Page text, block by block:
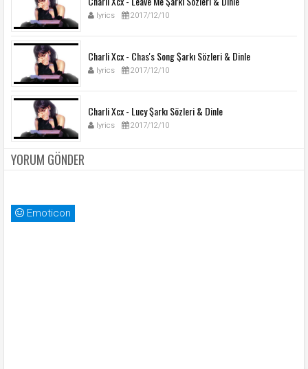
lyrics 2017/12/10
Charli Xcx - Chas's Song Şarkı Sözleri & Dinle
lyrics 2017/12/10
Charli Xcx - Lucy Şarkı Sözleri & Dinle
lyrics 2017/12/10
YORUM GÖNDER
Emoticon